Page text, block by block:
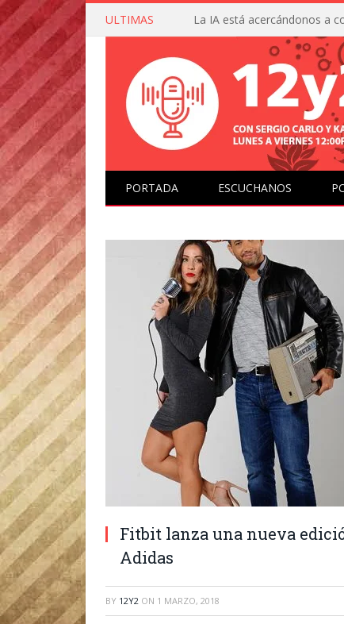
ULTIMAS
PORTADA ESCUCHANOS
Fitbit lanza una nueva
Adidas
BY 12Y2 ON 1 MARZO, 2018